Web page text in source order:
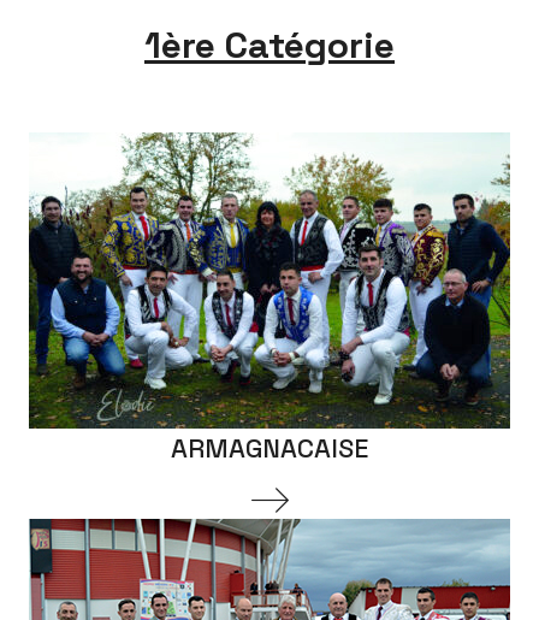
1ère Catégorie
ARMAGNACAISE